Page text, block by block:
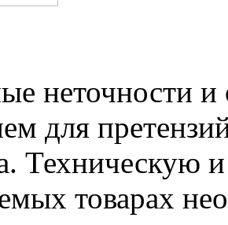
неточности и
для
товарах